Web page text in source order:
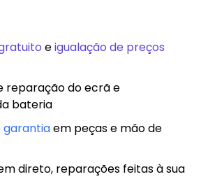
eigualação de preços
reparação do ecrã e
bateria
garantiaem peças e mão de
direto, reparações feitas à sua